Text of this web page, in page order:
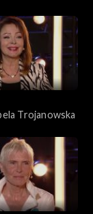
Trojanowska